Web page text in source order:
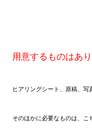
用意するものはあ
ヒアリングシート、原稿、写
そのほかに必要なものは、こ